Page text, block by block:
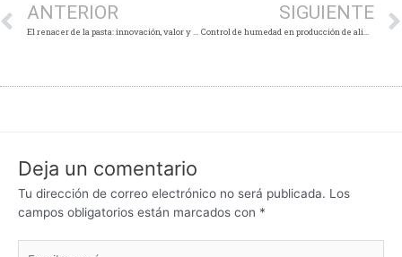
ANTERIOR
El renacer de la pasta: innovación, valor y nuevas oportunidades para la industria alimentaria
SIGUIENTE
Control de humedad en producción de alimentos: claves y buenas prácticas
Deja un comentario
Tu dirección de correo electrónico no será publicada. Los
campos obligatorios están marcados con *